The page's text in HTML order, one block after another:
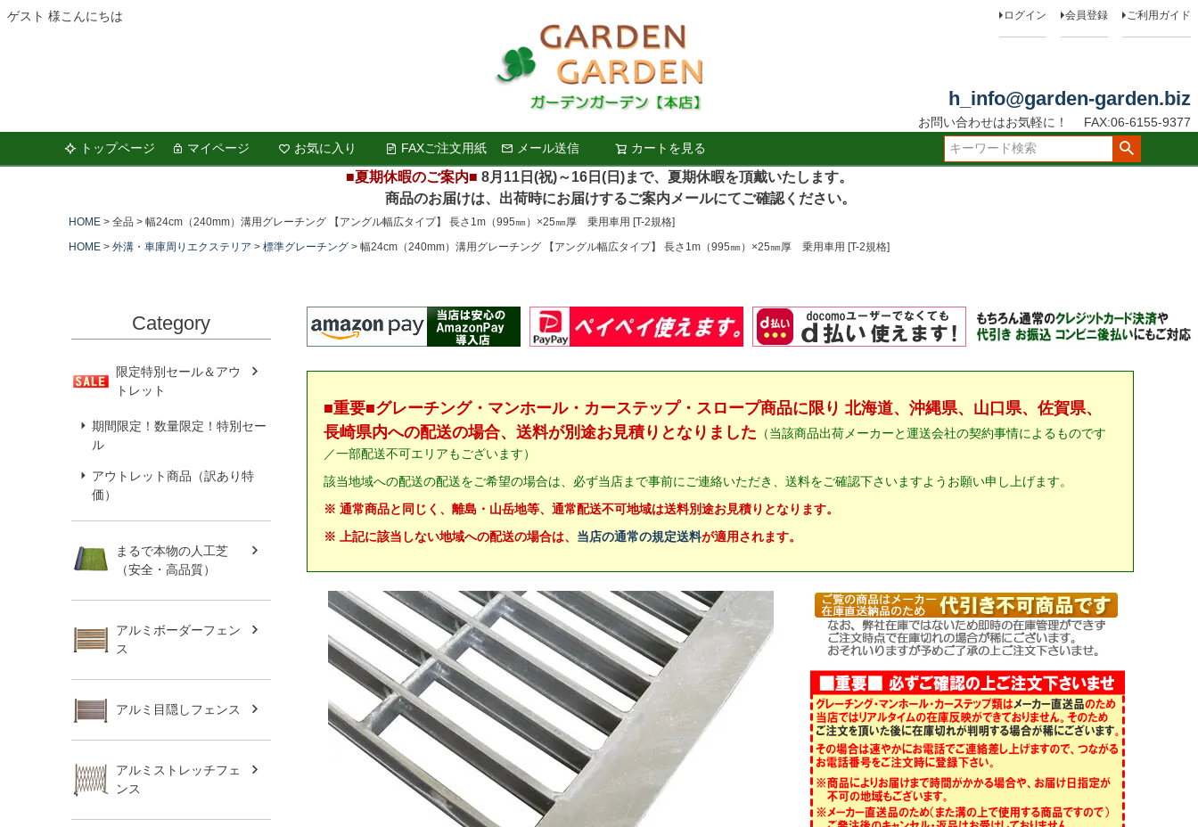
ゲスト 様こんにちは ログイン 会員登録 ご利用ガイド
h_info@garden-garden.biz
お問い合わせはお気軽に！
FAX:06-6155-9377
トップページ
マイページ お気に入り FAXご注文用紙 メール送信 カートを見る
検索
■夏期休暇のご案内■ 8月11日(祝)～16日(日)まで、夏期休暇を頂戴いたします。
商品のお届けは、出荷時にお届けするご案内メールにてご確認ください。
HOME 全品
幅24cm（240mm）溝用グレーチング 【アングル幅広タイプ】 長さ1m（995㎜）×25㎜厚 乗用車用 [T-2規格]
HOME
外溝・車庫周りエクステリア 標準グレーチング 幅24cm（240mm）溝用グレーチング 【アングル幅広タイプ】 長さ1m（995㎜）×25㎜厚 乗用車用 [T-2規格]
Category
限定特別セール＆アウ
トレット
期間限定！数量限定！特別セー
ル
アウトレット商品（訳あり特
価）
まるで本物の人工芝
（安全・高品質）
アルミボーダーフェン
ス
アルミ目隠しフェンス
アルミストレッチフェ
ンス
■重要■グレーチング・マンホール・カーステップ・スロープ商品に限り 北海道、沖縄県、山口県、佐賀県、
長崎県内への配送の場合、送料が別途お見積りとなりました （当該商品出荷メーカーと運送会社の契約事情によるものです
／一部配送不可エリアもございます）
該当地域への配送の配送をご希望の場合は、必ず当店まで事前にご連絡いただき、送料をご確認下さいますようお願い申し上げます。
※ 通常商品と同じく、離島・山岳地等、通常配送不可地域は送料別途お見積りとなります。
※ 上記に該当しない地域への配送の場合は、 当店の通常の規定送料が適用されます。